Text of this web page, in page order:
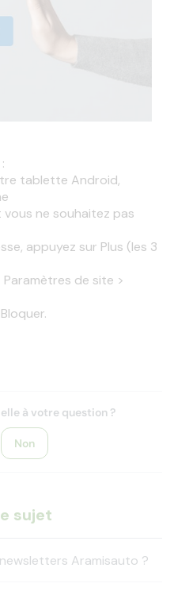
tablette Android,
ne souhaitez pas
appuyez sur Plus (les 3
de site >
à votre question ?
Non
sujet
Aramisauto ?